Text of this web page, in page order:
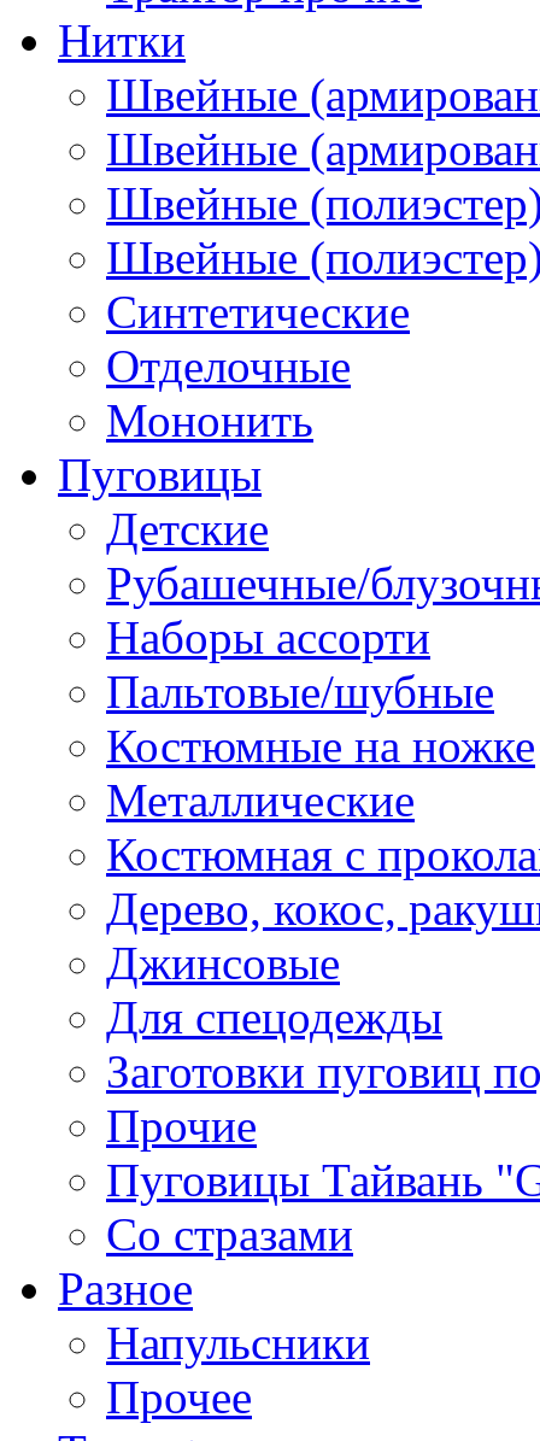
Нитки
Швейные
Швейные
Швейные
Швейные
Синтетические
Отделочные
Мононить
Пуговицы
Детские
Рубашечные/
Наборы ассорти
Пальтовые/шубные
Костюмные на ножке
Металлические
Костюмная с
Дерево, кокос,
Джинсовые
Для спецодежды
Заготовки пуговиц
Прочие
Пуговицы Тайвань
Со стразами
Разное
Напульсники
Прочее